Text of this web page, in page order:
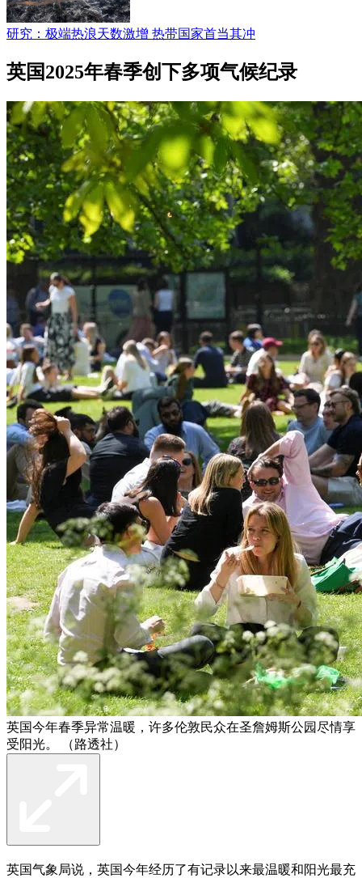
研究：极端热浪天数激增 热带国家首当其冲
英国2025年春季创下多项气候纪录
英国今年春季异常温暖，许多伦敦民众在圣詹姆斯公园尽情享
受阳光。 （路透社）
英国气象局说，英国今年经历了有记录以来最温暖和阳光最充